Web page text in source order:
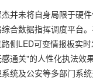
并未将自身局限于硬
合数据指挥调度平台
侧LED可变情报板实
通关"的人性化执法效
统及公安等多部门系